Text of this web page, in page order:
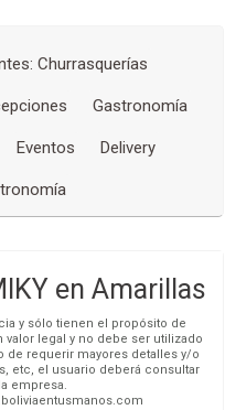
Churrasquerías
Gastronomía
Eventos Delivery
en Amarillas
y sólo tienen el propósito de
legal y no debe ser utilizado
de requerir mayores detalles y/o
etc, el usuario deberá consultar
empresa.